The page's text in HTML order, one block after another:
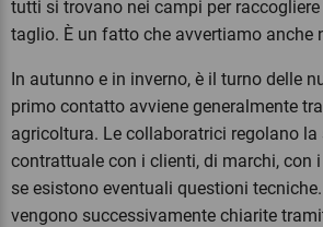
tutti si trovano nei campi per
taglio. È un fatto che avvertiamo anche
In autunno e in inverno, è il turno delle
primo contatto avviene generalmente
agricoltura. Le collaboratrici regolano
contrattuale con i clienti, di marchi, con
se esistono eventuali questioni
vengono successivamente chiarite